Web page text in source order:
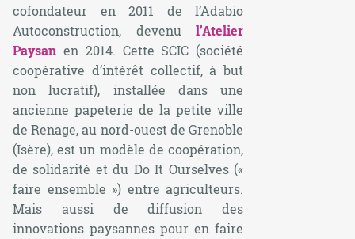
cofondateur en 2011 de l’Adabio
Autoconstruction, devenul’Atelier
Paysan en 2014. Cette SCIC (société
coopérative d’intérêt collectif, à but
non lucratif), installée dans une
ancienne papeterie de la petite ville
de Renage, au nord-ouest de Grenoble
(Isère), est un modèle de coopération,
de solidarité et du Do It Ourselves(«
faire ensemble ») entre agriculteurs.
Mais aussi de diffusion des
innovations paysannes pour en faire